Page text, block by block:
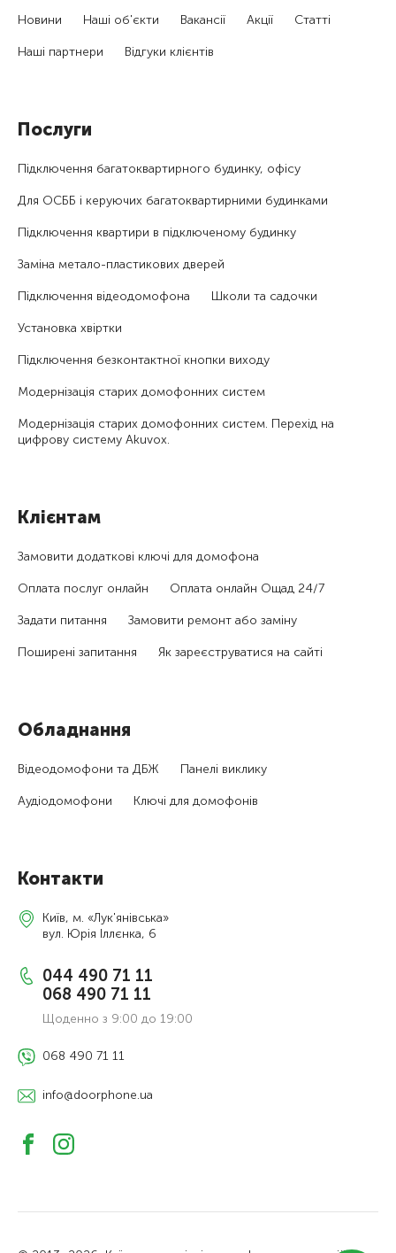
Новини Наші об'єкти Вакансії Акції Статті
Наші партнери Відгуки клієнтів
Послуги
Підключення багатоквартирного будинку, офісу
Для ОСББ і керуючих багатоквартирними будинками
Підключення квартири в підключеному будинку
Заміна метало-пластикових дверей
Підключення відеодомофона Школи та садочки
Установка хвіртки
Підключення безконтактної кнопки виходу
Модернізація старих домофонних систем
Модернізація старих домофонних систем. Перехід на
цифрову систему Akuvox.
Клієнтам
Замовити додаткові ключі для домофона
Оплата послуг онлайн Оплата онлайн Ощад 24/7
Задати питання Замовити ремонт або заміну
Поширені запитання Як зареєструватися на сайті
Обладнання
Відеодомофони та ДБЖ Панелі виклику
Аудіодомофони Ключі для домофонів
Контакти
Київ, м. «Лук'янівська»
вул. Юрія Іллєнка, 6
044 490 71 11
068 490 71 11
Щоденно з 9:00 до 19:00
068 490 71 11
info@doorphone.ua